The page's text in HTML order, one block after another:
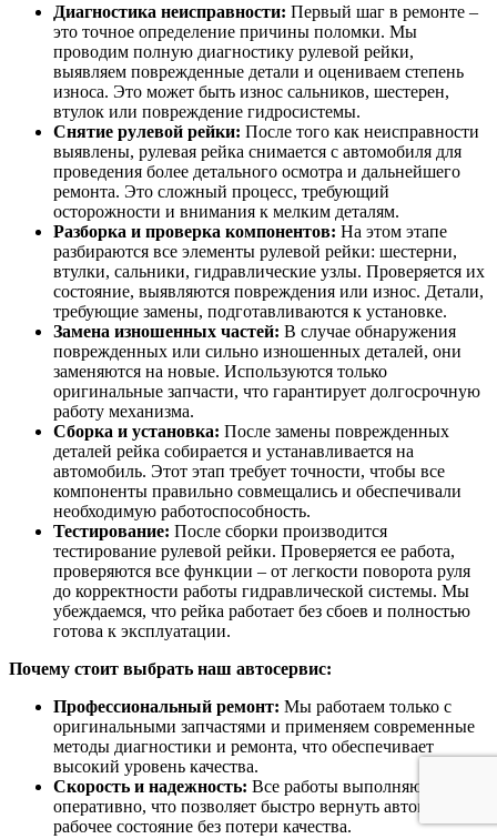
Диагностика неисправности: Первый шаг в ремонте –
это точное определение причины поломки. Мы
проводим полную диагностику рулевой рейки,
выявляем поврежденные детали и оцениваем степень
износа. Это может быть износ сальников, шестерен,
втулок или повреждение гидросистемы.
Снятие рулевой рейки: После того как неисправности
выявлены, рулевая рейка снимается с автомобиля для
проведения более детального осмотра и дальнейшего
ремонта. Это сложный процесс, требующий
осторожности и внимания к мелким деталям.
Разборка и проверка компонентов: На этом этапе
разбираются все элементы рулевой рейки: шестерни,
втулки, сальники, гидравлические узлы. Проверяется их
состояние, выявляются повреждения или износ. Детали,
требующие замены, подготавливаются к установке.
Замена изношенных частей: В случае обнаружения
поврежденных или сильно изношенных деталей, они
заменяются на новые. Используются только
оригинальные запчасти, что гарантирует долгосрочную
работу механизма.
Сборка и установка: После замены поврежденных
деталей рейка собирается и устанавливается на
автомобиль. Этот этап требует точности, чтобы все
компоненты правильно совмещались и обеспечивали
необходимую работоспособность.
Тестирование: После сборки производится
тестирование рулевой рейки. Проверяется ее работа,
проверяются все функции – от легкости поворота руля
до корректности работы гидравлической системы. Мы
убеждаемся, что рейка работает без сбоев и полностью
готова к эксплуатации.
Почему стоит выбрать наш автосервис:
Профессиональный ремонт: Мы работаем только с
оригинальными запчастями и применяем современные
методы диагностики и ремонта, что обеспечивает
высокий уровень качества.
Скорость и надежность: Все работы выполняются
оперативно, что позволяет быстро вернуть автомобиль в
рабочее состояние без потери качества.